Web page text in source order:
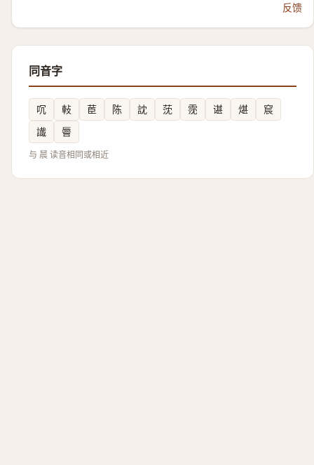
反馈
同音字
㕴 軙 茞 陈 訦 莐 霃 谌 煁
䆣
䜟
䢈
与 䢅 读音相同或相近